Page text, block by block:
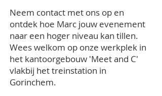
Neem contact met ons op en
ontdek hoe Marc jouw evenement
naar een hoger niveau kan tillen.
Wees welkom op onze werkplek in
het kantoorgebouw 'Meet and C'
vlakbij het treinstation in
Gorinchem.